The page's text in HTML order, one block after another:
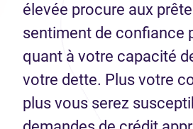
élevée procure aux
sentiment de confiance
quant à votre capacité
votre dette. Plus votre
plus vous serez